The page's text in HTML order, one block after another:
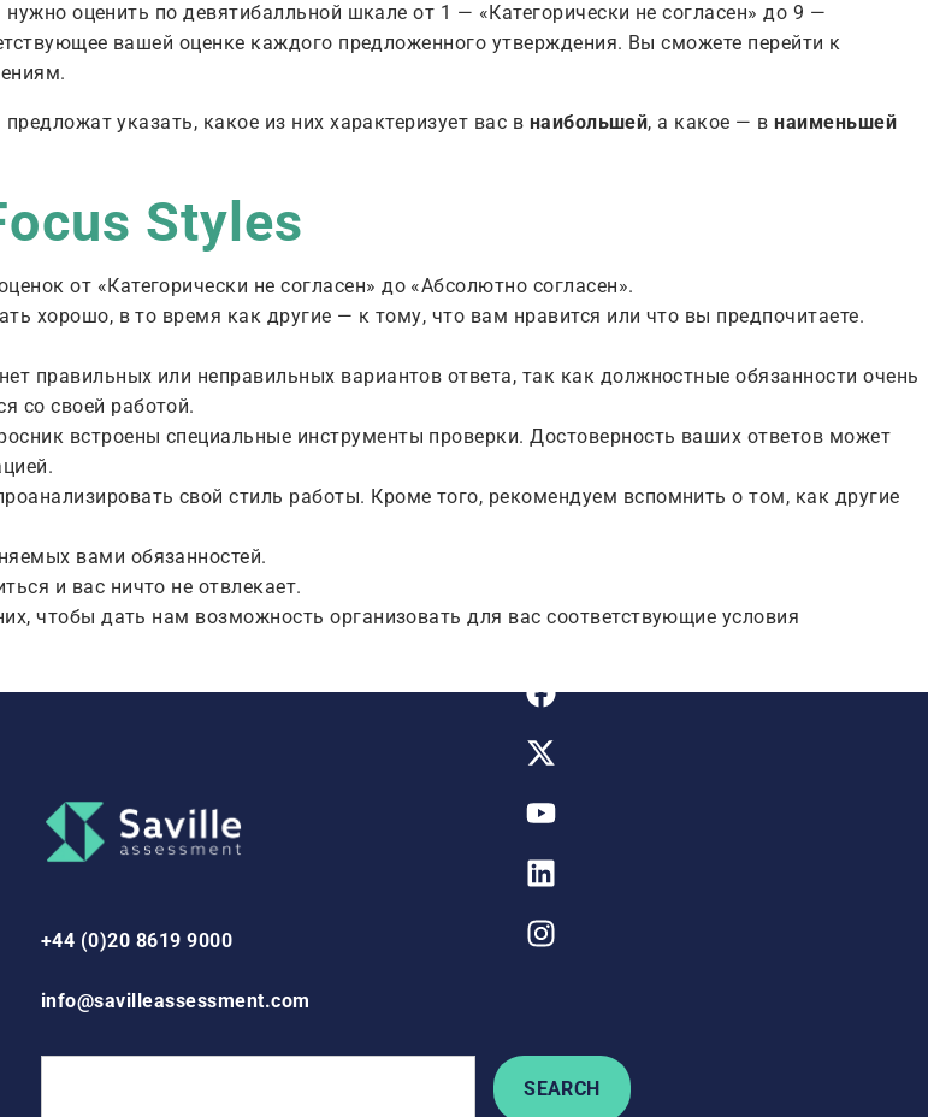
оценить по девятибалльной шкале от 1 — «Категорически не согласен» до 9 —
вашей оценке каждого предложенного утверждения. Вы сможете перейти к
указать, какое из них характеризует вас в наибольшей, а какое — внаименьшей
Styles
от «Категорически не согласен» до «Абсолютно согласен».
хорошо, в то время как другие — к тому, что вам нравится или что вы предпочитаете.
правильных или неправильных вариантов ответа, так как должностные обязанности очень
со своей работой.
встроены специальные инструменты проверки. Достоверность ваших ответов может
свой стиль работы. Кроме того, рекомендуем вспомнить о том, как другие
вами обязанностей.
и вас ничто не отвлекает.
чтобы дать нам возможность организовать для вас соответствующие условия
+44 (0)20 8619 9000
info@savilleassessment.com
SEARCH